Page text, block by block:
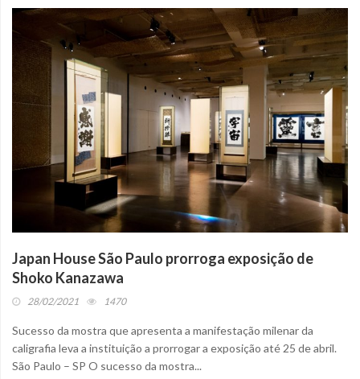
Japan House São Paulo prorroga exposição de
Shoko Kanazawa
28/02/2021 1470
Sucesso da mostra que apresenta a manifestação milenar da
caligrafia leva a instituição a prorrogar a exposição até 25 de abril.
São Paulo – SP O sucesso da mostra...